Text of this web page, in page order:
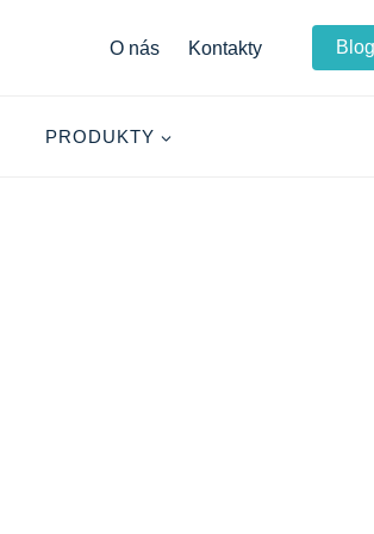
O nás Kontakty Blog
PRODUKTY